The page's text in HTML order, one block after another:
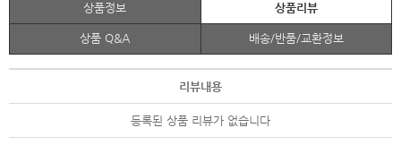
상품정보 상품리뷰
상품 Q&A 배송/반품/교환정보
리뷰내용
등록된 상품 리뷰가 없습니다